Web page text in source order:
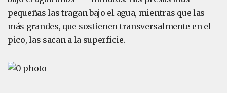
pequeñas las tragan bajo el agua, mientras que las
más grandes, que sostienen transversalmente en el
pico, las sacan a la superficie.